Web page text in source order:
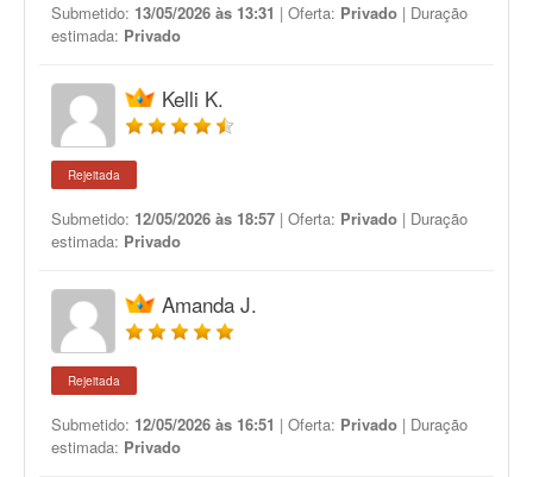
Submetido: 13/05/2026 às 13:31 | Oferta: Privado | Duração
estimada: Privado
Kelli K.
Rejeitada
Submetido: 12/05/2026 às 18:57 | Oferta: Privado | Duração
estimada: Privado
Amanda J.
Rejeitada
Submetido: 12/05/2026 às 16:51 | Oferta: Privado | Duração
estimada: Privado